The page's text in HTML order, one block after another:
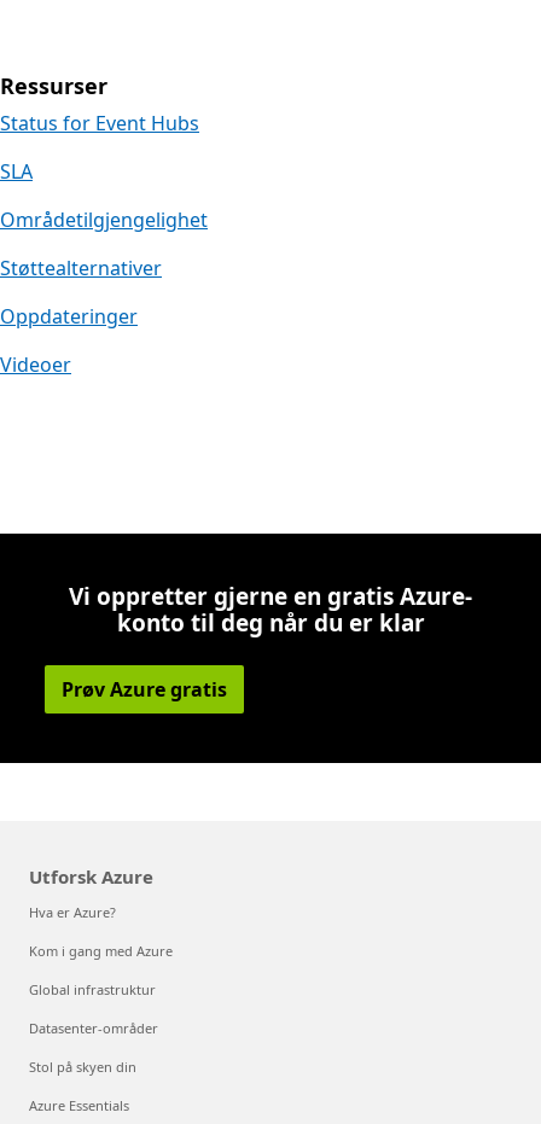
Ressurser
Status for Event Hubs
SLA
Områdetilgjengelighet
Støttealternativer
Oppdateringer
Videoer
Vi oppretter gjerne en gratis Azure-
konto til deg når du er klar
Prøv Azure gratis
Utforsk Azure
Hva er Azure?
Kom i gang med Azure
Global infrastruktur
Datasenter-områder
Stol på skyen din
Azure Essentials